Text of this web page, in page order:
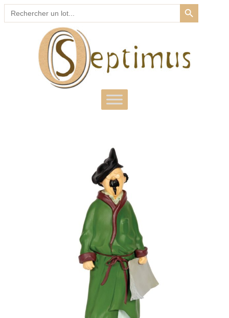
Search
for:
SEARCH BUTTON